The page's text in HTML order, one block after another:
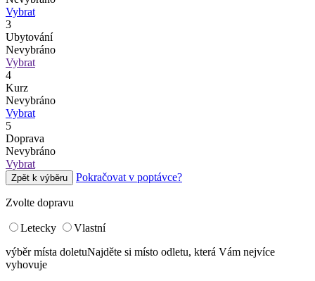
Vybrat
3
Ubytování
Nevybráno
Vybrat
4
Kurz
Nevybráno
Vybrat
5
Doprava
Nevybráno
Vybrat
Zpět k výběru Pokračovat v poptávce?
Zvolte dopravu
Letecky
Vlastní
výběr místa doletuNajděte si místo odletu, která Vám nejvíce
vyhovuje